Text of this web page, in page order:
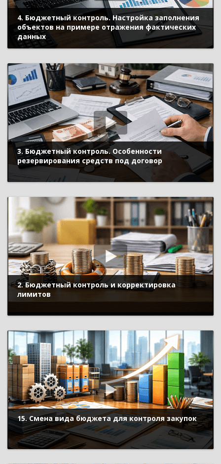
4. Бюджетный контроль. Настройка заполнения
объектов на примере отражения фактических
данных
3. Бюджетный контроль. Особенности
резервирования средств под договор
2. Бюджетный контроль и корректировка
лимитов
15. Смена вида бюджета для контроля закупок